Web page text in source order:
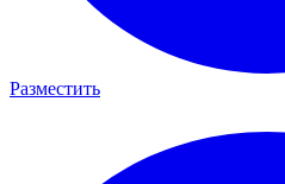
Разместить